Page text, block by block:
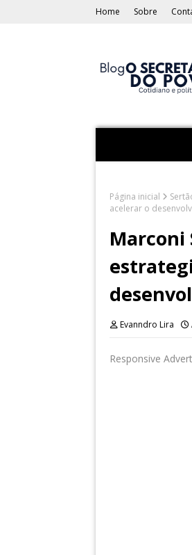
Home Sobre
Página inicial
acelerar o
Marconi
Evanndro Lira
Responsive